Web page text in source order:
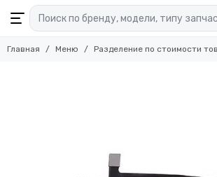
Главная Меню Разделение по стоимости